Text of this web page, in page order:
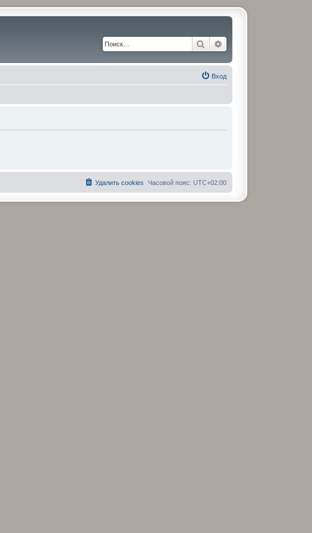
Поиск
Вход
Часовой пояс: UTC+02:00
Удалить cookies